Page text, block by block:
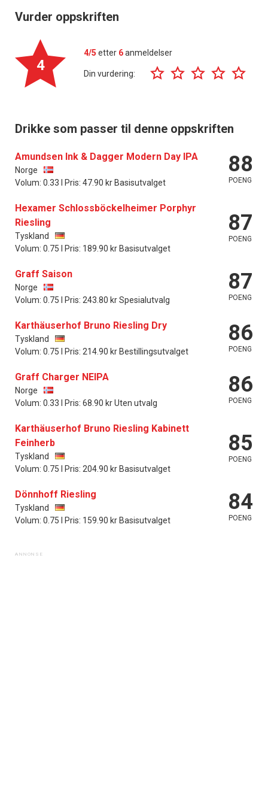
Vurder oppskriften
4
4/5 etter 6anmeldelser
Din vurdering:
Drikke som passer til denne oppskriften
Amundsen Ink & Dagger Modern Day IPA
Norge
Volum: 0.33 l Pris: 47.90 kr Basisutvalget
88
POENG
Hexamer Schlossböckelheimer Porphyr
Riesling
Tyskland
Volum: 0.75 l Pris: 189.90 kr Basisutvalget
87
POENG
Graff Saison
Norge
Volum: 0.75 l Pris: 243.80 kr Spesialutvalg
87
POENG
Karthäuserhof Bruno Riesling Dry
Tyskland
Volum: 0.75 l Pris: 214.90 kr Bestillingsutvalget
86
POENG
Graff Charger NEIPA
Norge
Volum: 0.33 l Pris: 68.90 kr Uten utvalg
86
POENG
Karthäuserhof Bruno Riesling Kabinett
Feinherb
Tyskland
Volum: 0.75 l Pris: 204.90 kr Basisutvalget
85
POENG
Dönnhoff Riesling
Tyskland
Volum: 0.75 l Pris: 159.90 kr Basisutvalget
84
POENG